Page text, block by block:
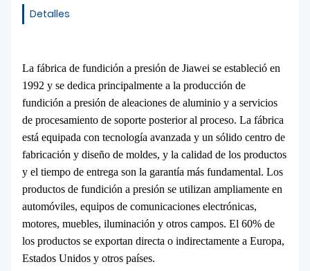
Detalles
La fábrica de fundición a presión de Jiawei se estableció en
1992 y se dedica principalmente a la producción de
fundición a presión de aleaciones de aluminio y a servicios
de procesamiento de soporte posterior al proceso. La fábrica
está equipada con tecnología avanzada y un sólido centro de
fabricación y diseño de moldes, y la calidad de los productos
y el tiempo de entrega son la garantía más fundamental. Los
productos de fundición a presión se utilizan ampliamente en
automóviles, equipos de comunicaciones electrónicas,
motores, muebles, iluminación y otros campos. El 60% de
los productos se exportan directa o indirectamente a Europa,
Estados Unidos y otros países.